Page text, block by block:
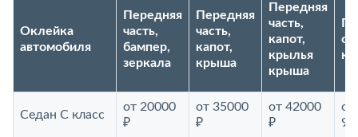
Оклейка
автомобиля
Передняя
часть,
бампер,
зеркала
Передняя
часть,
капот,
крыша
Передняя
часть,
капот,
крылья
крыша
Седан С класс
от 20000
₽
от 35000
₽
от 42000
₽
от